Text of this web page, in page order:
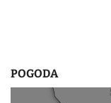
POGODA